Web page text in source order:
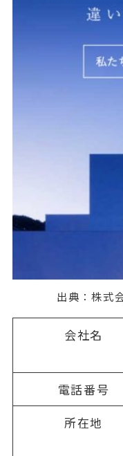
出典：株式
会社名
電話番号
所在地